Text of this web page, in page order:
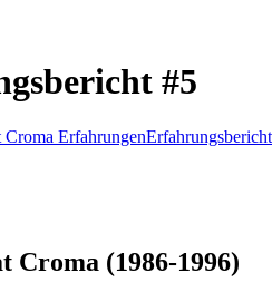
#5
Croma Erfahrungen
Croma (1986-1996)